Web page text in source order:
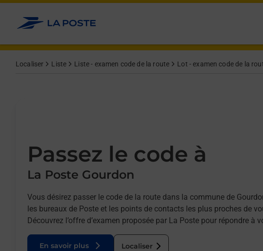
Allez au contenu
Localiser Liste Liste - examen code de la route Lot - examen code de la
Passez le code à
La Poste Gourdon
Vous désirez passer le code de la route dans la commune de
les bureaux de Poste et les points de contacts les plus proches de
Découvrez l’offre d’examen proposée par La Poste pour répondre à
En savoir plus Localiser
Afficher ou masquer la réponse
Afficher ou masquer la réponse
Afficher ou masquer la réponse
Afficher ou masquer la réponse